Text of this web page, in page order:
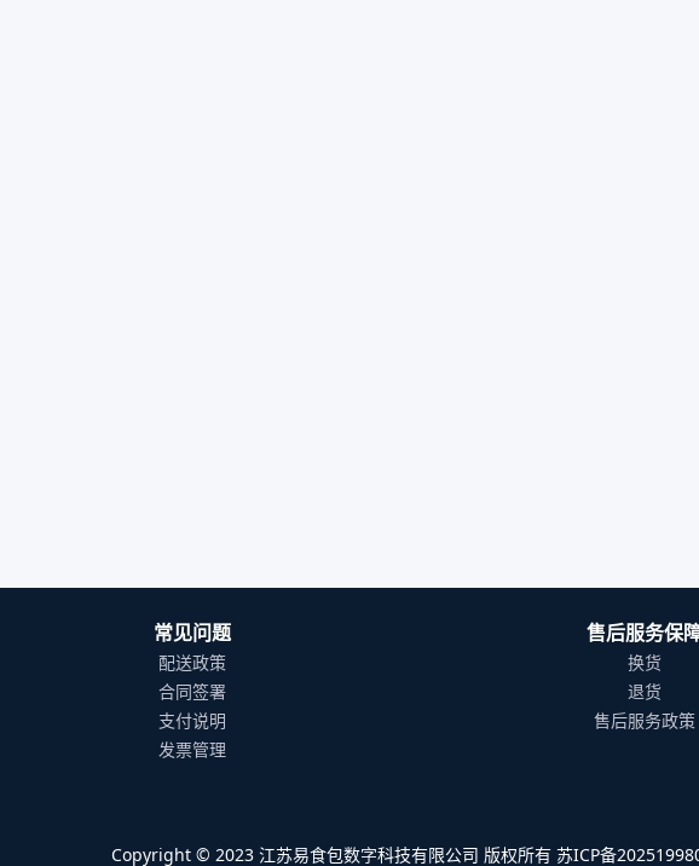
常见问题
配送政策
合同签署
支付说明
发票管理
售后服务保
换货
退货
售后服务政策
Copyright © 2023 江苏易食包数字科技有限公司 版权所有 苏ICP备